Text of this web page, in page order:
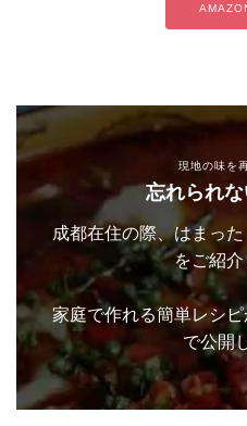
現地の味を
忘れられ
成都在住の際、はまった
をご紹
家庭で作れる簡単レシ
で公開